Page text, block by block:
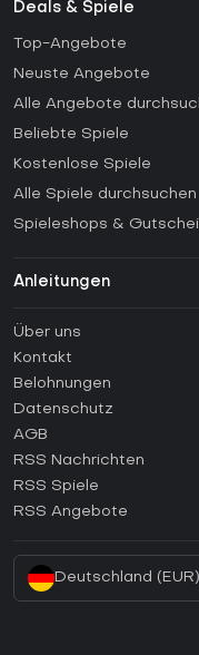
Deals & Spiele
Top-Angebote
Neuste Angebote
Alle Angebote
Beliebte Spiele
Kostenlose Spiele
Alle Spiele durchsuchen
Spieleshops &
Anleitungen
Anleitungen
Wie aktiviert man einen
Wie aktiviert man einen
Wie aktiviert man einen
Wie aktiviert man einen
Über uns
Kontakt
Belohnungen
Datenschutz
AGB
RSS Nachrichten
RSS Spiele
RSS Angebote
Deutschland (EUR)